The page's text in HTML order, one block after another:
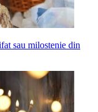
sau milostenie din